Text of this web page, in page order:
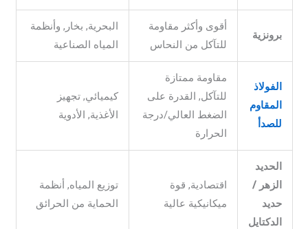
برونزية
أقوى وأكثر مقاومة
للتآكل من النحاس
البحرية, بخار, وأنظمة
المياه الصناعية
الفولاذ
المقاوم
للصدأ
مقاومة ممتازة
للتآكل, القدرة على
الضغط العالي/درجة
الحرارة
كيميائي, تجهيز
الأغذية, الأدوية
الحديد
الزهر /
حديد
الدكتايل
اقتصادية, قوة
ميكانيكية عالية
توزيع المياه, أنظمة
الحماية من الحرائق